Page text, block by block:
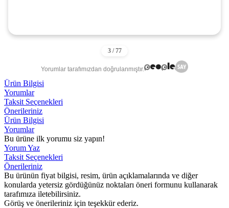
Yorumlar tarafımızdan doğrulanmıştır.
Ürün Bilgisi
Yorumlar
Taksit Seçenekleri
Önerileriniz
Ürün Bilgisi
Yorumlar
Bu ürüne ilk yorumu siz yapın!
Yorum Yaz
Taksit Seçenekleri
Önerileriniz
Bu ürünün fiyat bilgisi, resim, ürün açıklamalarında ve diğer
konularda yetersiz gördüğünüz noktaları öneri formunu kullanarak
tarafımıza iletebilirsiniz.
Görüş ve önerileriniz için teşekkür ederiz.